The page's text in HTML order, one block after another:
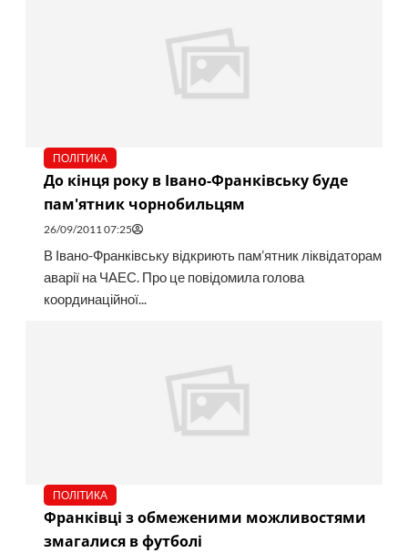
ПОЛІТИКА
До кінця року в Івано-Франківську буде
пам'ятник чорнобильцям
26/09/2011 07:25
В Івано-Франківську відкриють пам’ятник ліквідаторам
аварії на ЧАЕС. Про це повідомила голова
координаційної...
ПОЛІТИКА
Франківці з обмеженими можливостями
змагалися в футболі